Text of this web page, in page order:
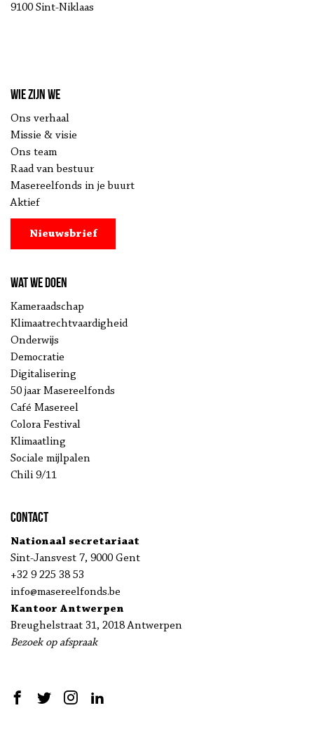
9100 Sint-Niklaas
Wie zijn we
Ons verhaal
Missie & visie
Ons team
Raad van bestuur
Masereelfonds in je buurt
Aktief
Nieuwsbrief
Wat we doen
Kameraadschap
Klimaatrechtvaardigheid
Onderwijs
Democratie
Digitalisering
50 jaar Masereelfonds
Café Masereel
Colora Festival
Klimaatling
Sociale mijlpalen
Chili 9/11
Contact
Nationaal secretariaat
Sint-Jansvest 7, 9000 Gent
+32 9 225 38 53
info@masereelfonds.be
Kantoor Antwerpen
Breughelstraat 31, 2018 Antwerpen
Bezoek op afspraak